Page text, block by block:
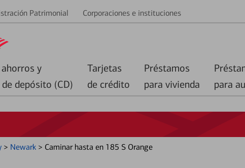
Patrimonial Corporaciones e instituciones
y
depósito (CD)
Tarjetas
de crédito
Préstamos
para vivienda
para
> Newark > Caminar hasta en 185 S Orange